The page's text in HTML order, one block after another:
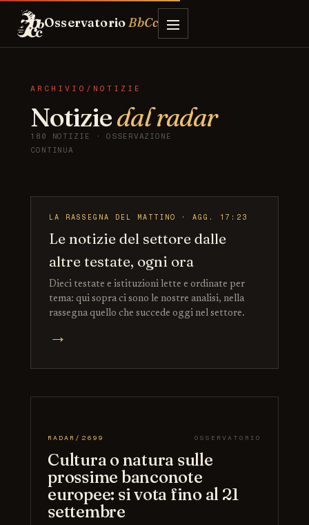
OsservatorioBbCc
ARCHIVIO/NOTIZIE
Notiziedal radar
180 NOTIZIE · OSSERVAZIONE
CONTINUA
LA RASSEGNA DEL MATTINO · AGG. 17:23
Le notizie del settore dalle
altre testate, ogni ora
Dieci testate e istituzioni lette e ordinate per
tema: qui sopra ci sono le nostre analisi, nella
rassegna quello che succede oggi nel settore.
→
RADAR/2699 OSSERVATORIO
Cultura o natura sulle
prossime banconote
europee: si vota fino al 21
settembre